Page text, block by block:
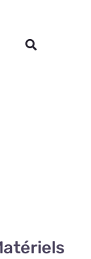
Rechercher